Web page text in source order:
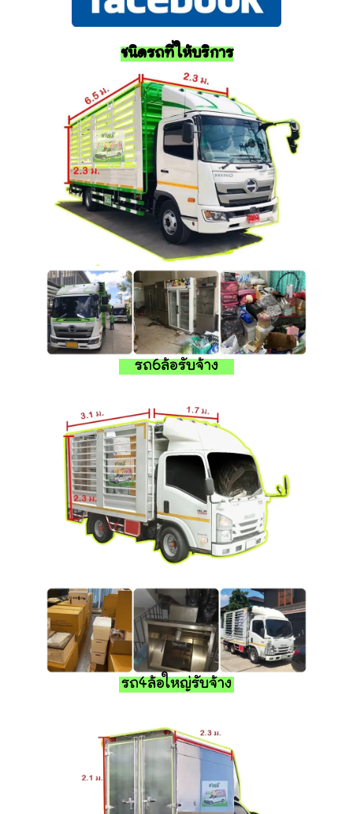
ชนิดรถที่ให้บริการ
รถ6ล้อรับจ้าง
รถ4ล้อใหญ่รับจ้าง